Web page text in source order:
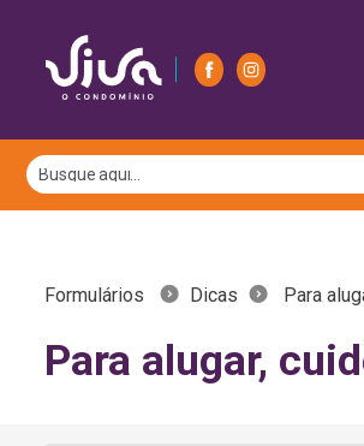
Formulários Dicas Para
Para alugar,